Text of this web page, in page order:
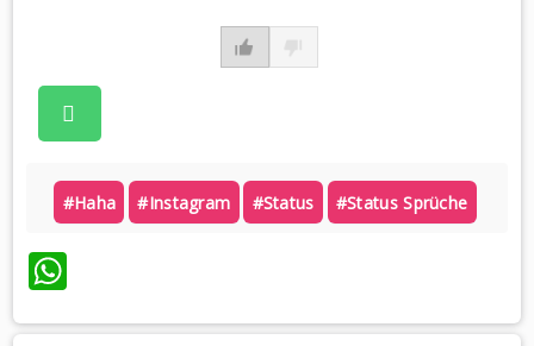
#haha #instagram #status #status Sprüche
WhatsApp